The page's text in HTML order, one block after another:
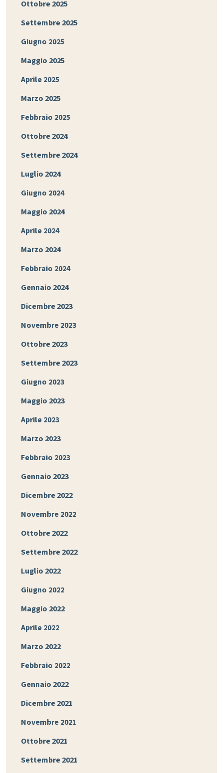
Ottobre 2025
Settembre 2025
Giugno 2025
Maggio 2025
Aprile 2025
Marzo 2025
Febbraio 2025
Ottobre 2024
Settembre 2024
Luglio 2024
Giugno 2024
Maggio 2024
Aprile 2024
Marzo 2024
Febbraio 2024
Gennaio 2024
Dicembre 2023
Novembre 2023
Ottobre 2023
Settembre 2023
Giugno 2023
Maggio 2023
Aprile 2023
Marzo 2023
Febbraio 2023
Gennaio 2023
Dicembre 2022
Novembre 2022
Ottobre 2022
Settembre 2022
Luglio 2022
Giugno 2022
Maggio 2022
Aprile 2022
Marzo 2022
Febbraio 2022
Gennaio 2022
Dicembre 2021
Novembre 2021
Ottobre 2021
Settembre 2021